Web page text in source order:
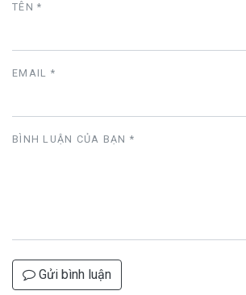
TÊN *
EMAIL *
BÌNH LUẬN CỦA BẠN *
Gửi bình luận